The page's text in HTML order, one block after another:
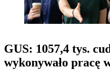
GUS: 1057,4 tys.
wykonywało pracę